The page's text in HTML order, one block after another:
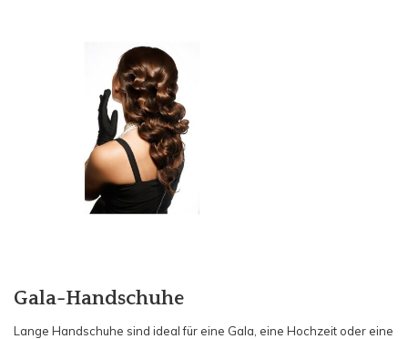
Gala-Handschuhe
Lange Handschuhe sind ideal für eine Gala, eine Hochzeit oder eine